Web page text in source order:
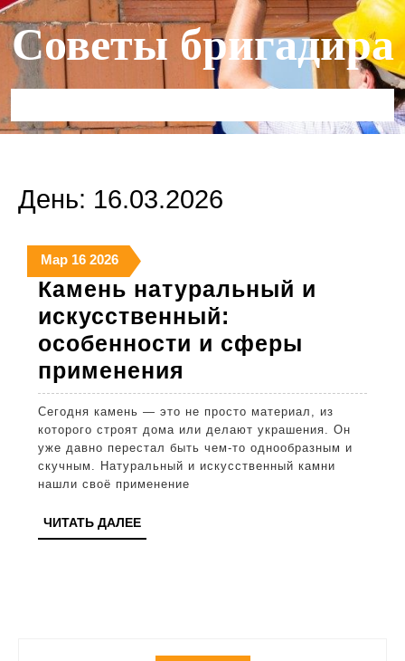
Перейти
к
содержимому
Советы бригадира
День: 16.03.2026
Мар16
марта
2026
1616
марта
2026
202616
марта
2026
Камень натуральный и
искусственный:
особенности и сферы
применения
натуральный
и
искусственный:
особенности
Сегодня камень — это не просто материал, из
которого строят дома или делают украшения. Он
уже давно перестал быть чем-то однообразным и
скучным. Натуральный и искусственный камни
нашли своё применение
ЧИТАТЬ ДАЛЕЕЧИТАТЬ
ДАЛЕЕ